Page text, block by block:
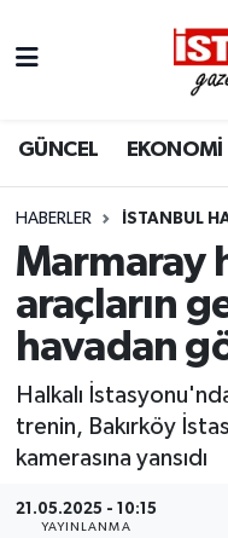
GÜNCEL EKONOMİ
HABERLER İSTANBUL
Marmaray
araçların
havadan
Halkalı
trenin, Bakırköy
kamerasına yansıdı
21.05.2025 - 10:15
YAYINLANMA
EKONOMİ
İSTANBUL
DÜNYA
SPOR
MAGAZİN
KÜLTÜR SANAT
SAĞLIK
Nöbetçi
Hava Durumu
Trafik Durumu
Süper Lig Puan
Tüm Manşetler
Son Dakika
Haber Arşivi